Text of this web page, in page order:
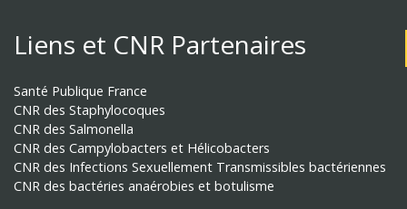
Liens et CNR Partenaires
Santé Publique France
CNR des Staphylocoques
CNR des Salmonella
CNR des Campylobacters et Hélicobacters
CNR des Infections Sexuellement Transmissibles bactériennes
CNR des bactéries anaérobies et botulisme